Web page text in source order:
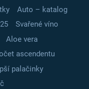
Auto – katalog
Svařené víno
Aloe vera
ascendentu
palačinky